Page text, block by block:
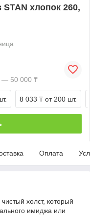
хлопок 260,
— 50 000 ₸
8 033 ₸ от 200 шт.
Оплата
холст, который
имиджа или